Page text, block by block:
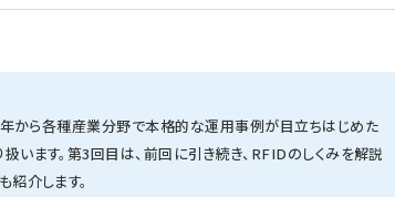
から各種産業分野で本格的な運用事例が目立ちはじめた
ます。第3回目は、前回に引き続き、RFIDのしくみを解説
介します。